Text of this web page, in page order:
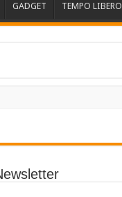
GADGET TEMPO LIBERO